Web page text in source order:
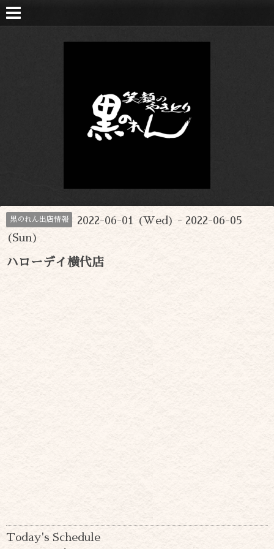
黒のれん出店情報
2022-06-01 (Wed) - 2022-06-05
(Sun)
ハローデイ横代店
Today's Schedule